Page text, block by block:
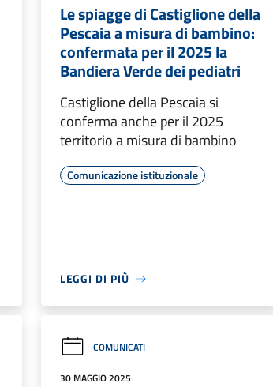
Le spiagge di Castiglione della
Pescaia a misura di bambino:
confermata per il 2025 la
Bandiera Verde dei pediatri
Castiglione della Pescaia si
conferma anche per il 2025
territorio a misura di bambino
Comunicazione istituzionale
LEGGI DI PIÙ
COMUNICATI
30 MAGGIO 2025